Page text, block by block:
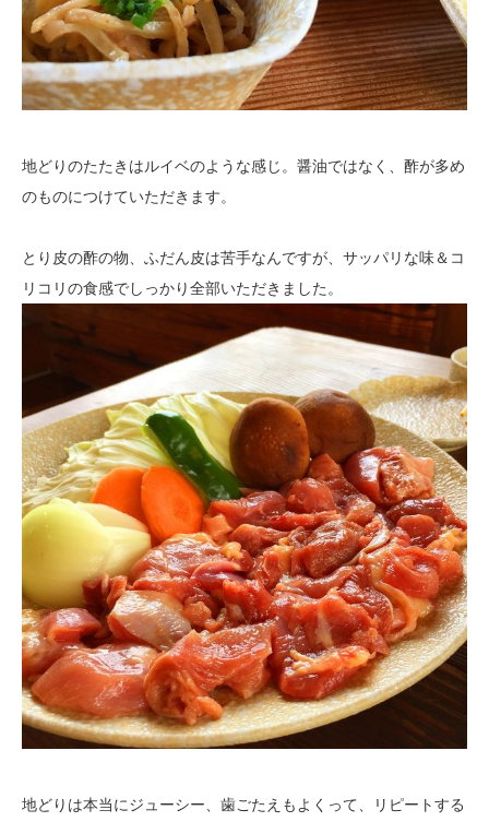
地どりのたたきはルイベのような感じ。醤油ではなく、酢が多め
のものにつけていただきます。
とり皮の酢の物、ふだん皮は苦手なんですが、サッパリな味＆コ
リコリの食感でしっかり全部いただきました。
地どりは本当にジューシー、歯ごたえもよくって、リピートする